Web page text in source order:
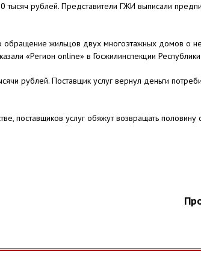
тысяч рублей. Представители ГЖИ выписали
обращение жильцов двух многоэтажных домов о
«Регион online» в Госжилинспекции
рублей. Поставщик услуг вернул деньги
поставщиков услуг обяжут возвращать